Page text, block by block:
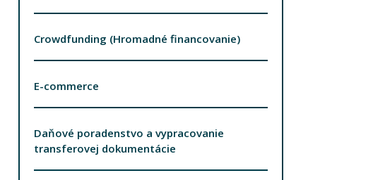
Crowdfunding (Hromadné financovanie)
E-commerce
Daňové poradenstvo a vypracovanie
transferovej dokumentácie